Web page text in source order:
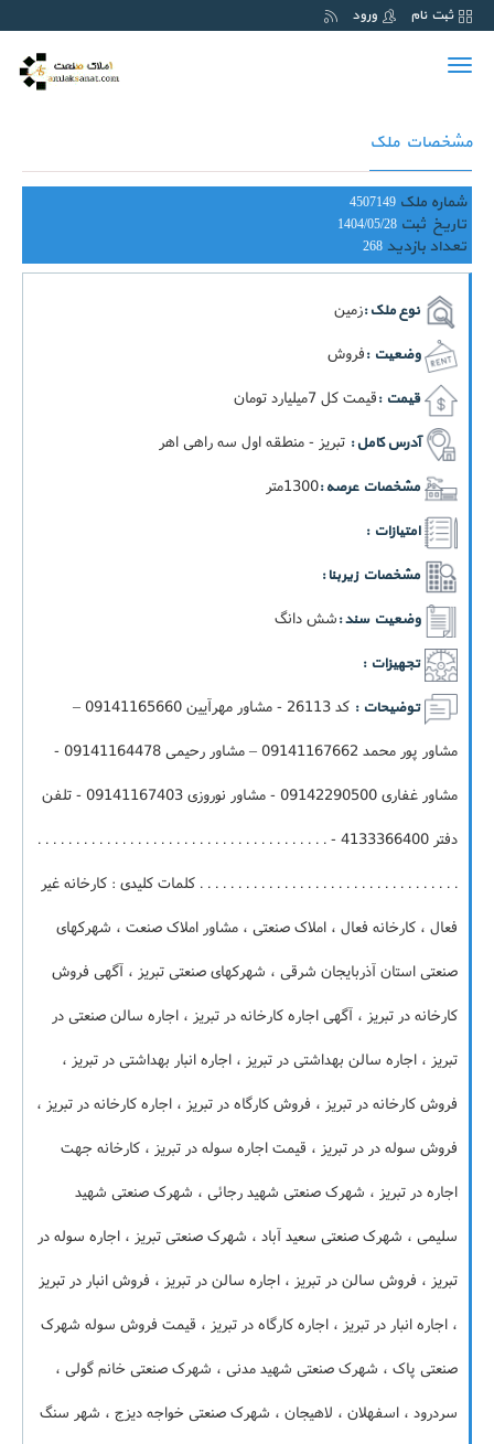
ثبت نام ورود
Toggle
مشخصات ملک
شماره ملک 4507149
تاریخ ثبت 1404/05/28
تعداد بازدید 268
نوع ملک :زمین
وضعیت :فروش
قیمت :قيمت کل 7ميليارد تومان
آدرس کامل : تبریز - منطقه اول سه راهی اهر
مشخصات عرصه :1300متر
امتیازات :
مشخصات زیربنا :
وضعیت سند :شش دانگ
تجهیزات :
توضیحات :
کد 26113 - مشاور مهرآیین 09141165660 –
مشاور پور محمد 09141167662 – مشاور رحیمی 09141164478 -
مشاور غفاری 09142290500 - مشاور نوروزی 09141167403 - تلفن
دفتر 4133366400 - . . . . . . . . . . . . . . . . . . . . . . . . . . . . . . . . . . . . . .
. . . . . . . . . . . . . . . . . . . . . . . . . . . . . . . . . . کلمات کلیدی : کارخانه غیر
فعال ، کارخانه فعال ، املاک صنعتی ، مشاور املاک صنعت ، شهرکهای
صنعتی استان آذربایجان شرقی ، شهرکهای صنعتی تبریز ، آگهی فروش
کارخانه در تبریز ، آگهی اجاره کارخانه در تبریز ، اجاره سالن صنعتی در
تبریز ، اجاره سالن بهداشتی در تبریز ، اجاره انبار بهداشتی در تبریز ،
فروش کارخانه در تبریز ، فروش کارگاه در تبریز ، اجاره کارخانه در تبریز ،
فروش سوله در در تبریز ، قیمت اجاره سوله در تبریز ، کارخانه جهت
اجاره در تبریز ، شهرک صنعتی شهید رجائی ، شهرک صنعتی شهید
سلیمی ، شهرک صنعتی سعید آباد ، شهرک صنعتی تبریز ، اجاره سوله در
تبریز ، فروش سالن در تبریز ، اجاره سالن در تبریز ، فروش انبار در تبریز
، اجاره انبار در تبریز ، اجاره کارگاه در تبریز ، قیمت فروش سوله شهرک
صنعتی پاک ، شهرک صنعتی شهید مدنی ، شهرک صنعتی خانم گولی ،
سردرود ، اسفهلان ، لاهیجان ، شهرک صنعتی خواجه دیزج ، شهر سنگ